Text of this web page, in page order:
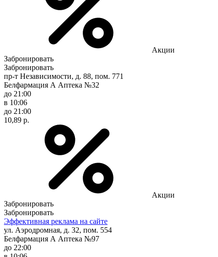
Акции
Забронировать
Забронировать
пр-т Независимости, д. 88, пом. 771
Белфармация А Аптека №32
до 21:00
в 10:06
до 21:00
10,89 р.
Акции
Забронировать
Забронировать
Эффективная реклама на сайте
ул. Аэродромная, д. 32, пом. 554
Белфармация А Аптека №97
до 22:00